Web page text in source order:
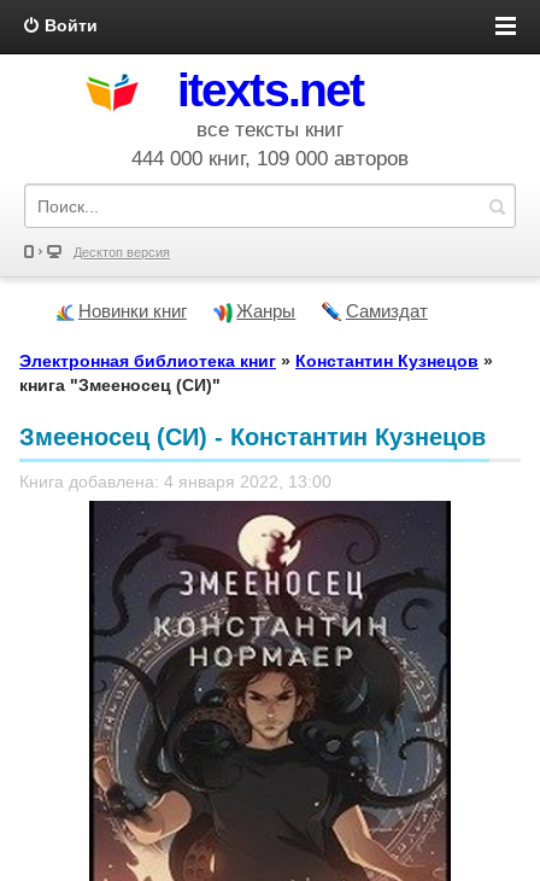
Войти
itexts.net
все тексты книг
444 000 книг, 109 000 авторов
Десктоп версия
Новинки книг Жанры Самиздат
Электронная библиотека книг » Константин Кузнецов »
книга "Змееносец (СИ)"
Змееносец (СИ) - Константин Кузнецов
Книга добавлена: 4 января 2022, 13:00